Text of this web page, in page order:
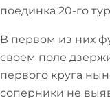
поединка 20-го
В первом из них
своем поле
первого круга
соперники не